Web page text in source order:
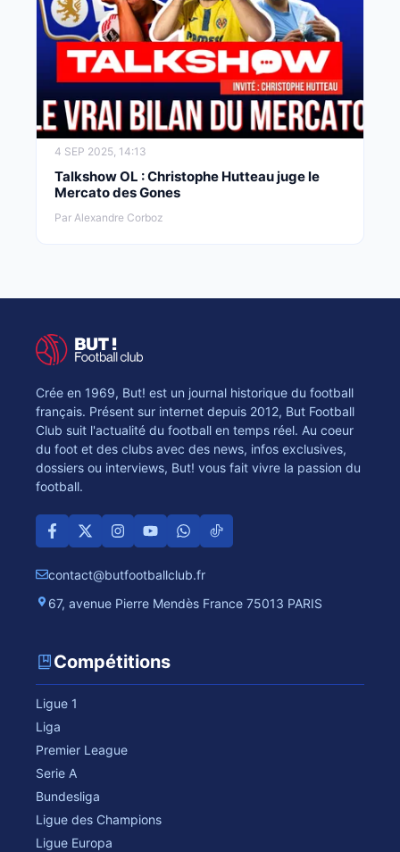
4 SEP 2025, 14:13
Talkshow OL : Christophe Hutteau juge le
Mercato des Gones
Par Alexandre Corboz
Crée en 1969, But! est un journal historique du football
français. Présent sur internet depuis 2012, But Football
Club suit l'actualité du football en temps réel. Au coeur
du foot et des clubs avec des news, infos exclusives,
dossiers ou interviews, But! vous fait vivre la passion du
football.
contact@butfootballclub.fr
67, avenue Pierre Mendès France 75013 PARIS
Compétitions
Ligue 1
Liga
Premier League
Serie A
Bundesliga
Ligue des Champions
Ligue Europa